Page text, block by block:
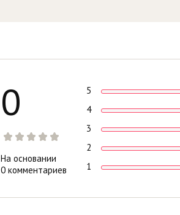
0
На основании
0 комментариев
5
4
3
2
1